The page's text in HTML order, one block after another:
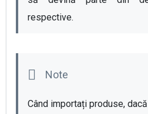
respective.
Când importați produse,